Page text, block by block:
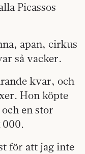
Picassos
apan, cirkus
så vacker.
kvar, och
Hon köpte
en stor
000.
för att jag inte